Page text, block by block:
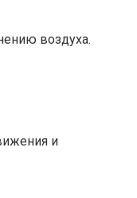
воздуха.
и